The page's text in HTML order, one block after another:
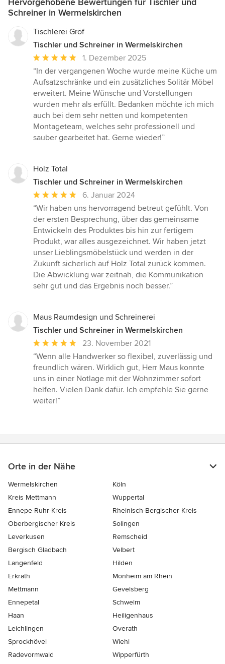
Schreiner in Wermelskirchen
Tischlerei Gröf
Tischler und Schreiner in Wermelskirchen
Durchschnittliche
Bewertung:
5
von
5
Sternen
1. Dezember 2025
“In der vergangenen Woche wurde meine Küche um
Aufsatzschränke und ein zusätzliches Solitär Möbel
erweitert. Meine Wünsche und Vorstellungen
wurden mehr als erfüllt. Bedanken möchte ich mich
auch bei dem sehr netten und kompetenten
Montageteam, welches sehr professionell und
sauber gearbeitet hat. Gerne wieder!”
Holz Total
Tischler und Schreiner in Wermelskirchen
Durchschnittliche
Bewertung:
5
von
5
Sternen
6. Januar 2024
“Wir haben uns hervorragend betreut gefühlt. Von
der ersten Besprechung, über das gemeinsame
Entwickeln des Produktes bis hin zur fertigem
Produkt, war alles ausgezeichnet. Wir haben jetzt
unser Lieblingsmöbelstück und werden in der
Zukunft sicherlich auf Holz Total zurück kommen.
Die Abwicklung war zeitnah, die Kommunikation
sehr gut und das Ergebnis noch besser.”
Maus Raumdesign und Schreinerei
Tischler und Schreiner in Wermelskirchen
Durchschnittliche
Bewertung:
5
von
5
Sternen
23. November 2021
“Wenn alle Handwerker so flexibel, zuverlässig und
freundlich wären. Wirklich gut, Herr Maus konnte
uns in einer Notlage mit der Wohnzimmer sofort
helfen. Vielen Dank dafür. Ich empfehle Sie gerne
weiter!”
Orte in der Nähe
Wermelskirchen
Köln
Kreis Mettmann
Wuppertal
Ennepe-Ruhr-Kreis
Rheinisch-Bergischer Kreis
Oberbergischer Kreis
Solingen
Leverkusen
Remscheid
Bergisch Gladbach
Velbert
Langenfeld
Hilden
Erkrath
Monheim am Rhein
Mettmann
Gevelsberg
Ennepetal
Schwelm
Haan
Heiligenhaus
Leichlingen
Overath
Sprockhövel
Wiehl
Radevormwald
Wipperfürth